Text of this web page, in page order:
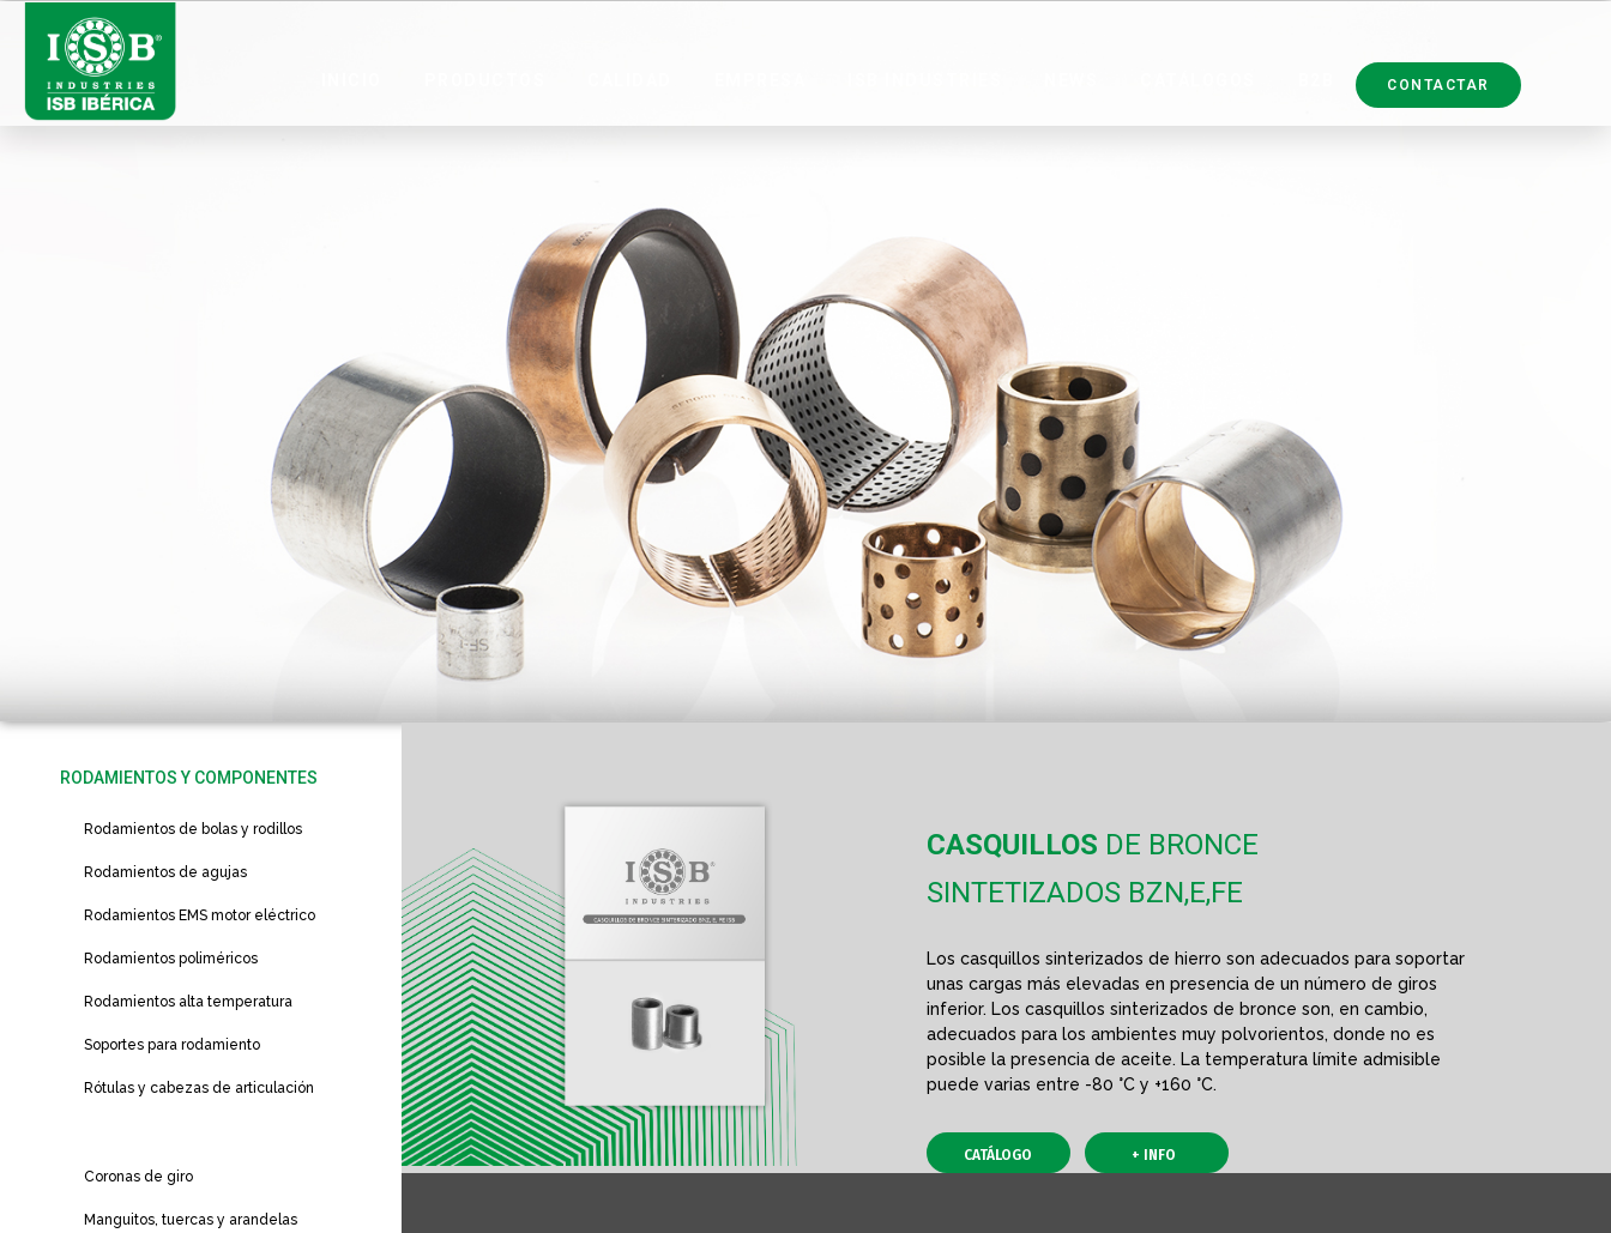
CONTACTAR
RODAMIENTOS Y COMPONENTES
Rodamientos de bolas y rodillos
Rodamientos de agujas
Rodamientos EMS motor eléctrico
Rodamientos poliméricos
Rodamientos alta temperatura
Soportes para rodamiento
Rótulas y cabezas de articulación
Coronas de giro
Manguitos, tuercas y arandelas
CASQUILLOS DE BRONCE
SINTETIZADOS BZN,E,FE
Los casquillos sinterizados de hierro son adecuados para soportar
unas cargas más elevadas en presencia de un número de giros
inferior. Los casquillos sinterizados de bronce son, en cambio,
adecuados para los ambientes muy polvorientos, donde no es
posible la presencia de aceite. La temperatura límite admisible
puede varias entre -80 °C y +160 °C.
CATÁLOGO + INFO